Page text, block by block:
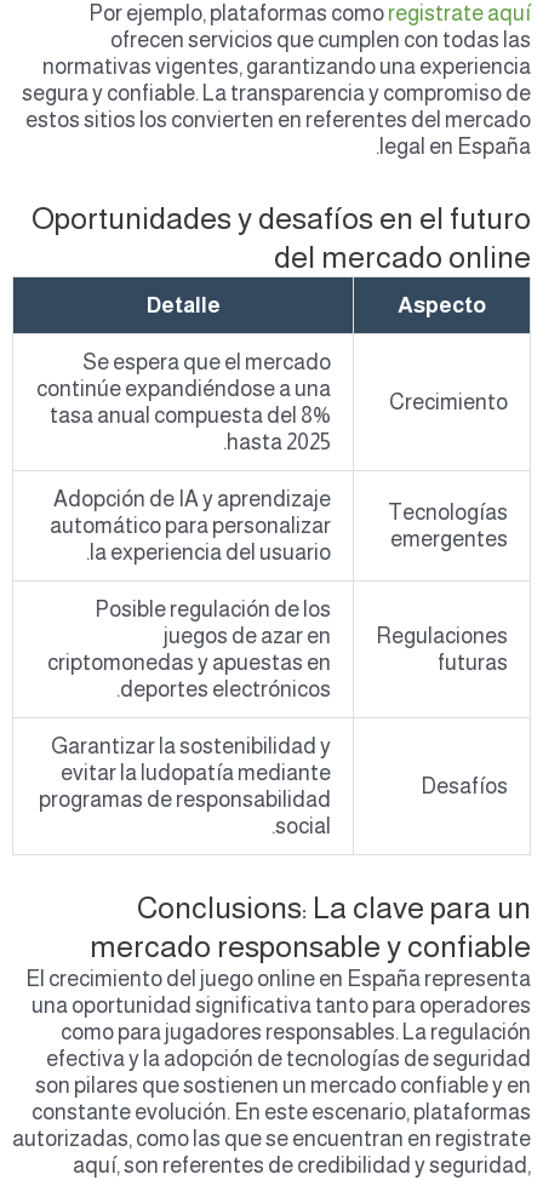
Por ejemplo, plataformas como registrate aquí
ofrecen servicios que cumplen con todas las
normativas vigentes, garantizando una experiencia
segura y confiable. La transparencia y compromiso de
estos sitios los convierten en referentes del mercado
legal en España.
Oportunidades y desafíos en el futuro
del mercado online
Aspecto
Detalle
Crecimiento
Se espera que el mercado
continúe expandiéndose a una
tasa anual compuesta del 8%
hasta 2025.
Tecnologías
emergentes
Adopción de IA y aprendizaje
automático para personalizar
la experiencia del usuario.
Regulaciones
futuras
Posible regulación de los
juegos de azar en
criptomonedas y apuestas en
deportes electrónicos.
Desafíos
Garantizar la sostenibilidad y
evitar la ludopatía mediante
programas de responsabilidad
social.
Conclusions: La clave para un
mercado responsable y confiable
El crecimiento del juego online en España representa
una oportunidad significativa tanto para operadores
como para jugadores responsables. La regulación
efectiva y la adopción de tecnologías de seguridad
son pilares que sostienen un mercado confiable y en
constante evolución. En este escenario, plataformas
autorizadas, como las que se encuentran en registrate
aquí, son referentes de credibilidad y seguridad,